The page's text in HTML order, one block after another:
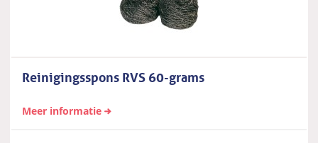
Reinigingsspons RVS 60-grams
Meer informatie